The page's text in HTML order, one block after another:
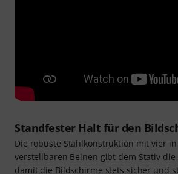
Standfester Halt für den
Die robuste Stahlkonstruktion mit vier
verstellbaren Beinen gibt dem Stativ
damit die Bildschirme stets sicher und